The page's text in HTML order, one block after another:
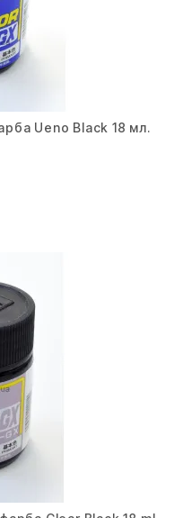
Ueno Black 18 мл.